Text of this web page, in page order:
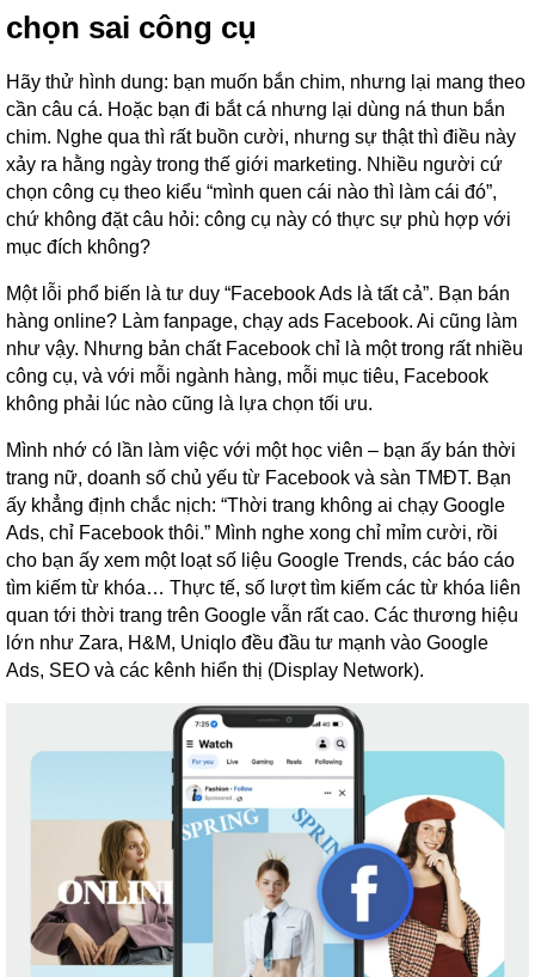
chọn sai công cụ
Hãy thử hình dung: bạn muốn bắn chim, nhưng lại mang theo
cần câu cá. Hoặc bạn đi bắt cá nhưng lại dùng ná thun bắn
chim. Nghe qua thì rất buồn cười, nhưng sự thật thì điều này
xảy ra hằng ngày trong thế giới marketing. Nhiều người cứ
chọn công cụ theo kiểu “mình quen cái nào thì làm cái đó”,
chứ không đặt câu hỏi: công cụ này có thực sự phù hợp với
mục đích không?
Một lỗi phổ biến là tư duy “Facebook Ads là tất cả”. Bạn bán
hàng online? Làm fanpage, chạy ads Facebook. Ai cũng làm
như vậy. Nhưng bản chất Facebook chỉ là một trong rất nhiều
công cụ, và với mỗi ngành hàng, mỗi mục tiêu, Facebook
không phải lúc nào cũng là lựa chọn tối ưu.
Mình nhớ có lần làm việc với một học viên – bạn ấy bán thời
trang nữ, doanh số chủ yếu từ Facebook và sàn TMĐT. Bạn
ấy khẳng định chắc nịch: “Thời trang không ai chạy Google
Ads, chỉ Facebook thôi.” Mình nghe xong chỉ mỉm cười, rồi
cho bạn ấy xem một loạt số liệu Google Trends, các báo cáo
tìm kiếm từ khóa… Thực tế, số lượt tìm kiếm các từ khóa liên
quan tới thời trang trên Google vẫn rất cao. Các thương hiệu
lớn như Zara, H&M, Uniqlo đều đầu tư mạnh vào Google
Ads, SEO và các kênh hiển thị (Display Network).